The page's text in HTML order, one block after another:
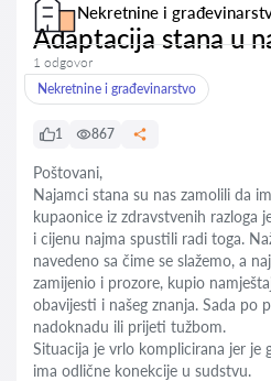
Nekretnine i
Adaptacija stana u
1 odgovor
Nekretnine i građevinarstvo
1 867
Poštovani,
Najamci stana su nas zamolili da
kupaonice iz zdravstvenih razloga
i cijenu najma spustili radi toga.
navedeno sa čime se slažemo, a
zamijenio i prozore, kupio
obavijesti i našeg znanja. Sada po
nadoknadu ili prijeti tužbom.
Situacija je vrlo komplicirana jer je
ima odlične konekcije u sudstvu.